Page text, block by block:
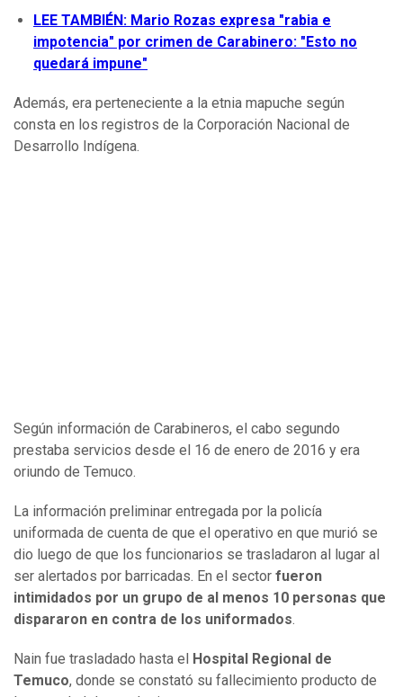
LEE TAMBIÉN: Mario Rozas expresa "rabia e
impotencia" por crimen de Carabinero: "Esto no
quedará impune"
Además, era perteneciente a la etnia mapuche según
consta en los registros de la Corporación Nacional de
Desarrollo Indígena.
Según información de Carabineros, el cabo segundo
prestaba servicios desde el 16 de enero de 2016 y era
oriundo de Temuco.
La información preliminar entregada por la policía
uniformada de cuenta de que el operativo en que murió se
dio luego de que los funcionarios se trasladaron al lugar al
ser alertados por barricadas. En el sector fueron
intimidados por un grupo de al menos 10 personas que
dispararon en contra de los uniformados.
Nain fue trasladado hasta el
Hospital Regional de
Temuco, donde se constató su fallecimiento producto de